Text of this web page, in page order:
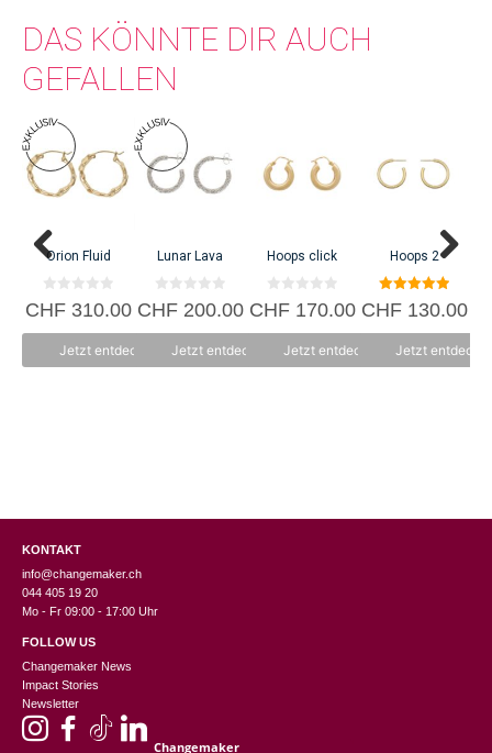
DAS KÖNNTE DIR AUCH
GEFALLEN
Orion Fluid
0
v
CHF310.00
Jetzt entdecken
Lunar Lava
0
v
CHF200.00
Jetzt entdecken
Hoops click
0
v
CHF170.00
Jetzt entdecken
Hoops 2
5.00
von 5
CHF130.00
Jetzt
KONTAKT
info@changemaker.ch
044 405 19 20
Mo - Fr 09:00 - 17:00 Uhr
FOLLOW US
Changemaker News
Impact Stories
Newsletter
Changemaker